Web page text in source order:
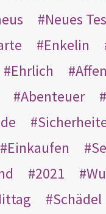
Neues
Enkelin
Ehrlich Affen
Abenteuer
Einkaufen
2021
Schädel